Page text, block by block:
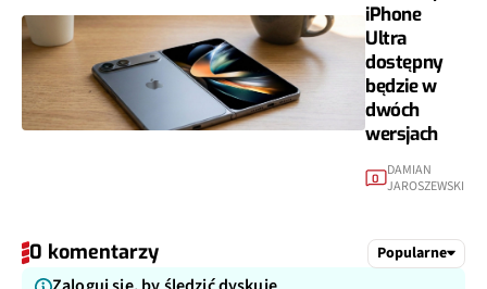
iPhone
Ultra
dostępny
będzie w
dwóch
wersjach
0
DAMIAN
JAROSZEWSKI
0 komentarzy Popularne